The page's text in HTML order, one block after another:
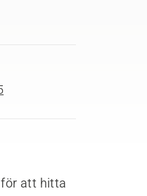
att hitta